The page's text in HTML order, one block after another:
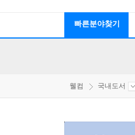
빠른분야찾기
웰컴 국내도서